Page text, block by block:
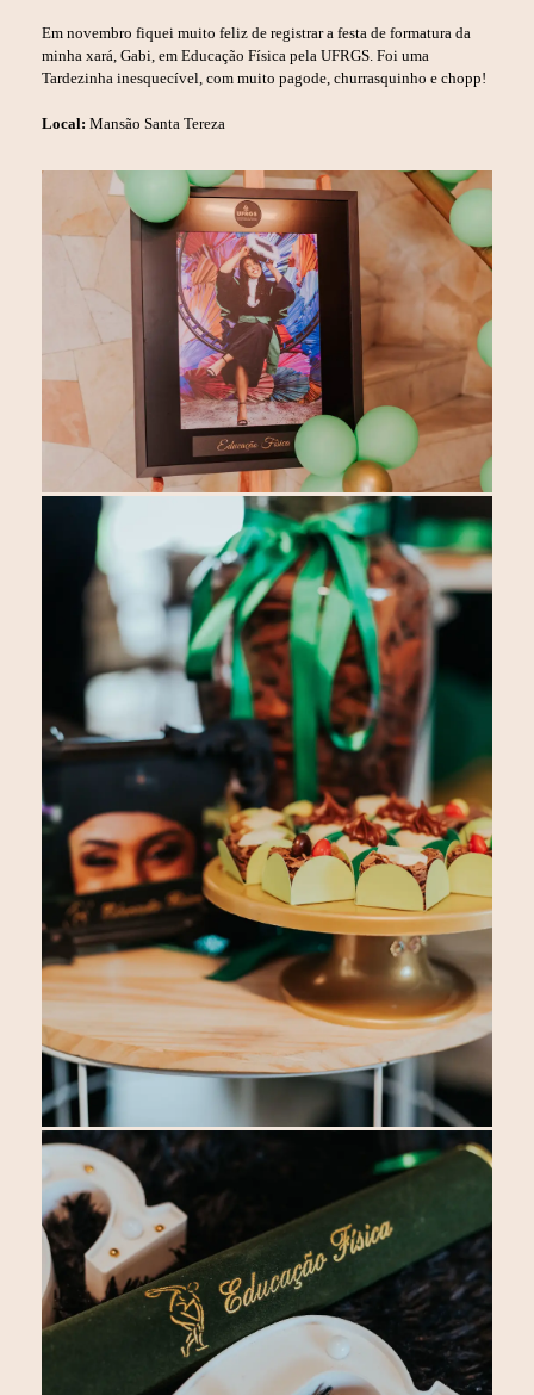
Em novembro fiquei muito feliz de registrar a festa de formatura da
minha xará, Gabi, em Educação Física pela UFRGS. Foi uma
Tardezinha inesquecível, com muito pagode, churrasquinho e chopp!
Local: Mansão Santa Tereza